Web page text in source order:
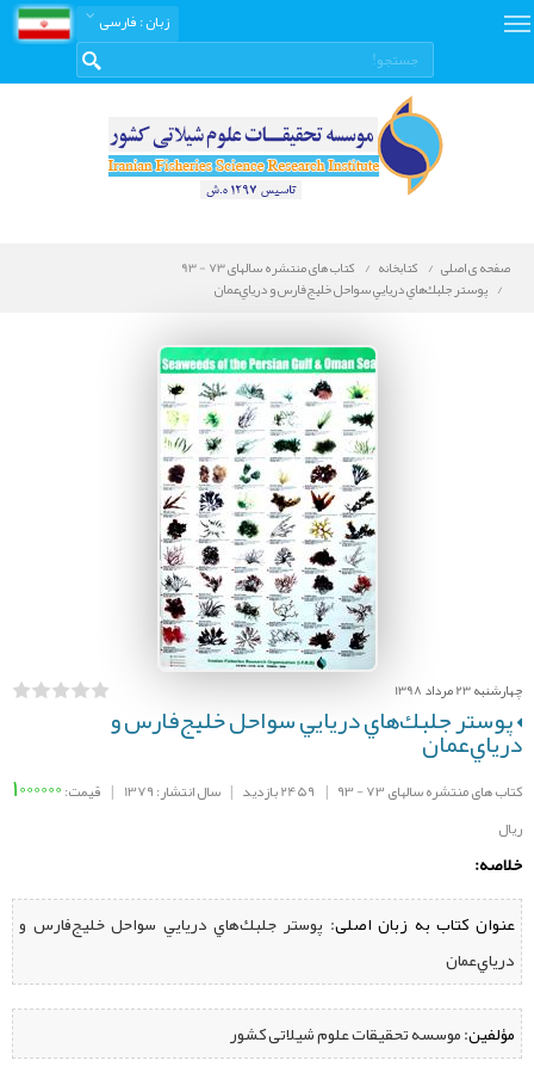
زبان: فارسی
صفحه ی اصلی کتابخانه
کتاب های منتشره سالهای 73 - 93
پوستر جلبك‌هاي دريايي سواحل خليج‌فارس و درياي‌عمان
چهارشنبه 23 مرداد 1398
پوستر جلبك‌هاي دريايي سواحل خليج‌فارس و
درياي‌عمان
کتاب های منتشره سالهای 73 - 93 | 2459 بازدید | سال انتشار: 1379 | قیمت:1000000
ریال
خلاصه:
عنوان کتاب به زبان اصلی: پوستر جلبك‌هاي دريايي سواحل خليج‌فارس و
درياي‌عمان
مؤلفین:‌ موسسه تحقیقات علوم شیلاتی کشور